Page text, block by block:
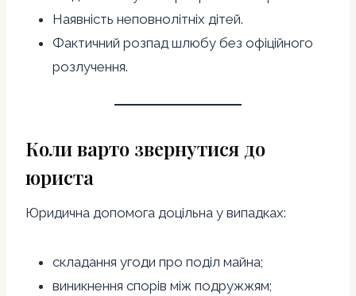
Наявність неповнолітніх дітей.
Фактичний розпад шлюбу без офіційного
розлучення.
Коли варто звернутися до
юриста
Юридична допомога доцільна у випадках:
складання угоди про поділ майна;
виникнення спорів між подружжям;